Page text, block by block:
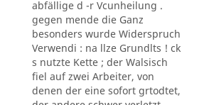
abfällige d -r Vcunheilung .
gegen mende die Ganz
besonders wurde Widerspruch
Verwendi : na llze Grundlts ! ck
s nutzte Kette ; der Walsisch
fiel auf zwei Arbeiter, von
denen der eine sofort grtodtet,